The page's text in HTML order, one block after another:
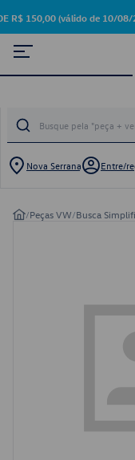
R$ 150,00 (válido de 10/
Nova Serrana Entre/
/Peças VW/Busca